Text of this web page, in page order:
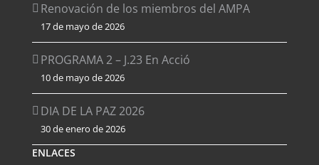
Renovación de los miembros del AMPA
17 de mayo de 2026
PROGRAMA 2 – J.23 En Acció
10 de mayo de 2026
DIA DE LA PAZ 2026
30 de enero de 2026
ENLACES